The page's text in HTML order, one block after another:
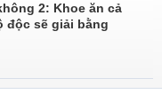
2: Khoe ăn cả
độc sẽ giải bằng